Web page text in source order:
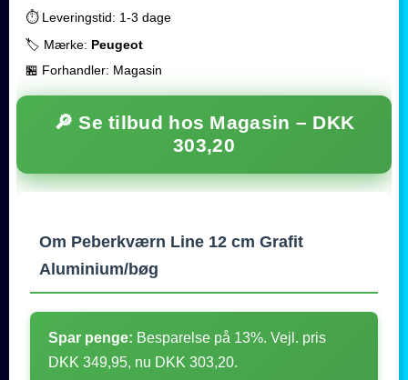
⏱️ Leveringstid: 1-3 dage
🏷️ Mærke: Peugeot
🏪 Forhandler: Magasin
🔎 Se tilbud hos Magasin – DKK
303,20
Om Peberkværn Line 12 cm Grafit
Aluminium/bøg
Spar penge: Besparelse på 13%. Vejl. pris
DKK 349,95, nu DKK 303,20.